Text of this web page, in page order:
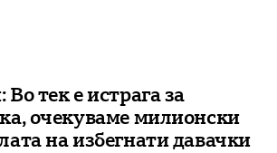
тек е истрага за
очекуваме милионски
на избегнати давачки